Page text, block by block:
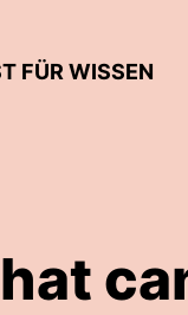
FÜR WISSEN